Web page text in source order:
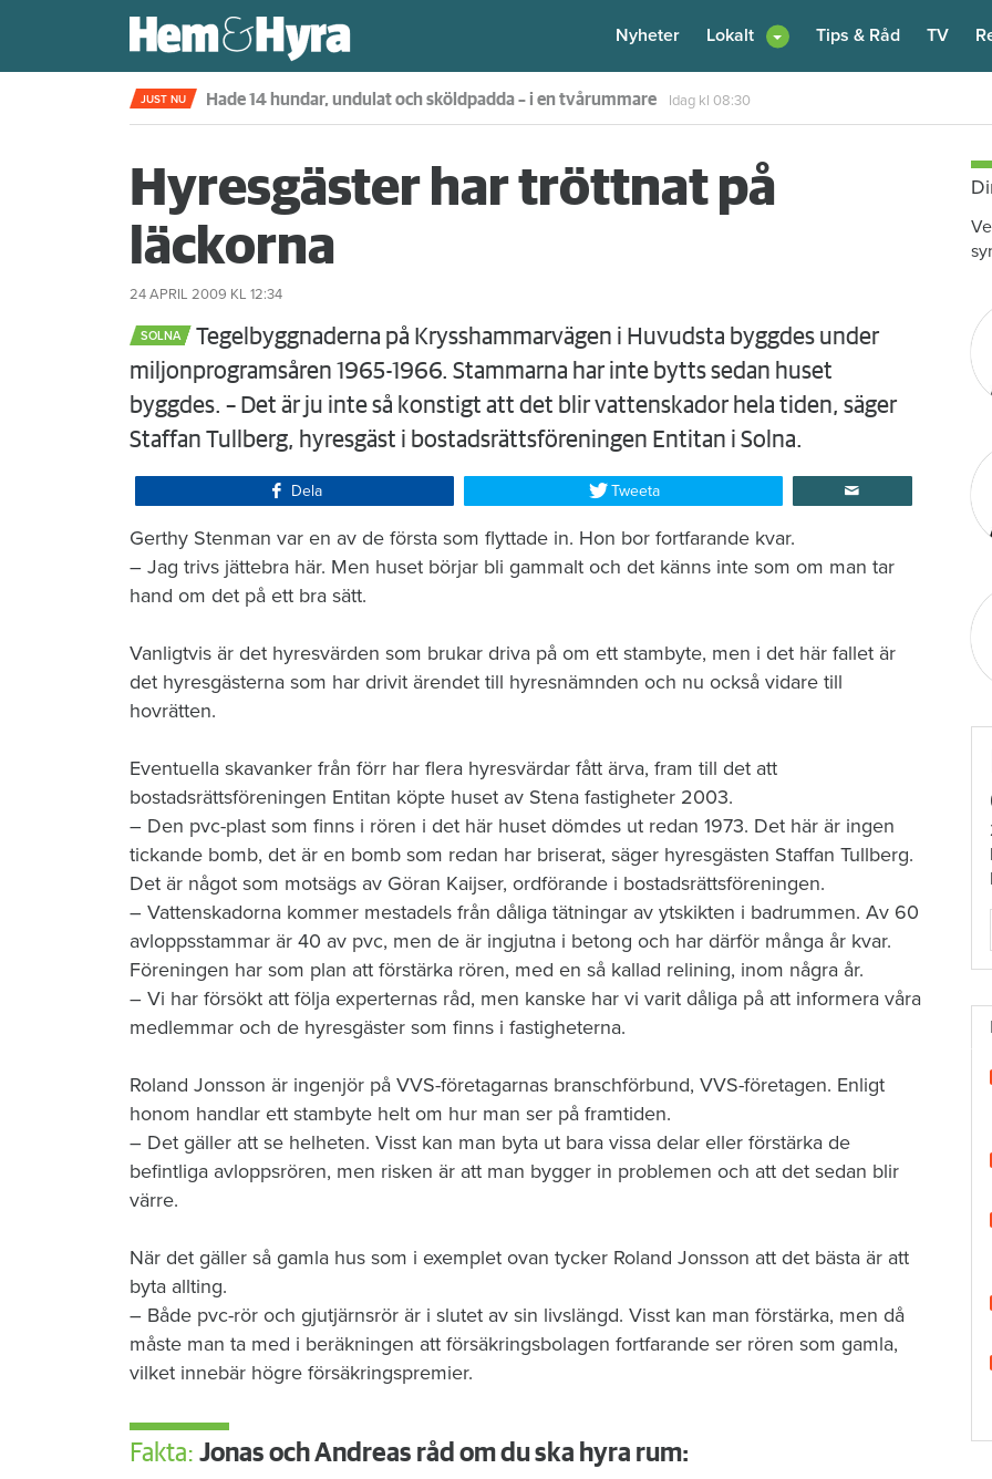
Nyheter Lokalt Tips & Råd TV
JUST NU Kompisdealen blev verklighet – 40 år senare: "Flera fina fördelar med att dela bostad"
Hyresgäster har tröttnat på
läckorna
24 APRIL 2009 KL 12:34
SOLNA
Tegelbyggnaderna på Kryss­hammarvägen i Huvudsta bygg­des under
miljonprogramsåren 1965-1966. Stammarna har inte bytts sedan huset
byggdes. – Det är ju inte så konstigt att det blir vattenskador hela tiden, säger
Staf­fan Tullberg, hyresgäst i bostads­rättsföreningen Entitan i Solna.
Dela Tweeta
Gerthy Stenman var en av de första som flyttade in. Hon bor fortfarande kvar.
– Jag trivs jättebra här. Men huset börjar bli gammalt och det känns inte som om man tar
hand om det på ett bra sätt.
Vanligtvis är det hyresvär­den som brukar driva på om ett stambyte, men i det här fallet är
det hyresgästerna som har drivit ärendet till hyresnämnden och nu också vidare till
hovrätten.
Eventuella skavanker från förr har flera hyresvärdar fått ärva, fram till det att
bostadsrättsförening­en Entitan köpte huset av Stena fastigheter 2003.
– Den pvc-plast som finns i rören i det här huset dömdes ut redan 1973. Det här är ingen
tick­ande bomb, det är en bomb som redan har briserat, säger hyres­gästen Staffan Tullberg.
Det är något som motsägs av Gö­ran Kaijser, ordförande i bostads­rättsföreningen.
– Vattenskadorna kommer mestadels från dåliga tätningar av ytskikten i badrummen. Av 60
avloppsstammar är 40 av pvc, men de är ingjutna i betong och har därför många år kvar.
Föreningen har som plan att förstärka rören, med en så kallad relining, inom några år.
– Vi har försökt att följa exper­ternas råd, men kanske har vi va­rit dåliga på att informera våra
medlemmar och de hyresgäster som finns i fastigheterna.
Roland Jonsson är ingenjör på VVS-företagarnas branschför­bund, VVS-företagen. Enligt
honom handlar ett stambyte helt om hur man ser på framtiden.
– Det gäller att se helheten. Visst kan man byta ut bara vissa delar eller förstärka de
befintliga avloppsrören, men risken är att man bygger in problemen och att det sedan blir
värre.
När det gäller så gamla hus som i exemplet ovan tycker Ro­land Jonsson att det bästa är att
byta allting.
– Både pvc-rör och gjutjärnsrör är i slutet av sin livslängd. Visst kan man förstärka, men då
måste man ta med i beräkningen att för­säkringsbolagen fortfarande ser rören som gamla,
vilket innebär högre försäkringspremier.​
Fakta: Jonas och Andreas råd om du ska hyra rum: